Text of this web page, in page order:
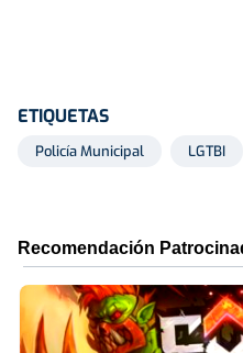
ETIQUETAS
Policía Municipal LGTBI